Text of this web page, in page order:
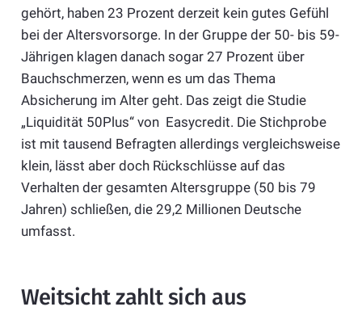
gehört, haben 23 Prozent derzeit kein gutes Gefühl
bei der Altersvorsorge. In der Gruppe der 50- bis 59-
Jährigen klagen danach sogar 27 Prozent über
Bauchschmerzen, wenn es um das Thema
Absicherung im Alter geht. Das zeigt die Studie
„Liquidität 50Plus“ von Easycredit. Die Stichprobe
ist mit tausend Befragten allerdings vergleichsweise
klein, lässt aber doch Rückschlüsse auf das
Verhalten der gesamten Altersgruppe (50 bis 79
Jahren) schließen, die 29,2 Millionen Deutsche
umfasst.
Weitsicht zahlt sich aus